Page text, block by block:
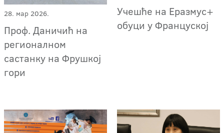
28. мар 2026.
Проф. Даничић на
регионалном
састанку на Фрушкој
гори
Учешће на Еразмус+
обуци у Француској